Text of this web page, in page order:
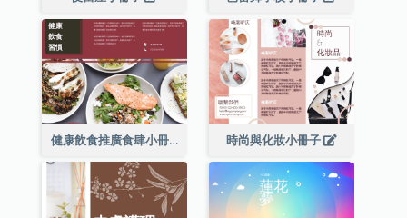
健康飲食推廣食肆小冊子 時尚與化妝小冊子